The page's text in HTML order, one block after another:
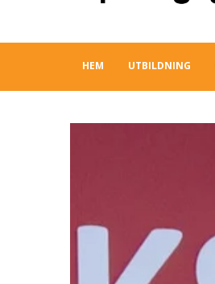
HEM UTBILDNING